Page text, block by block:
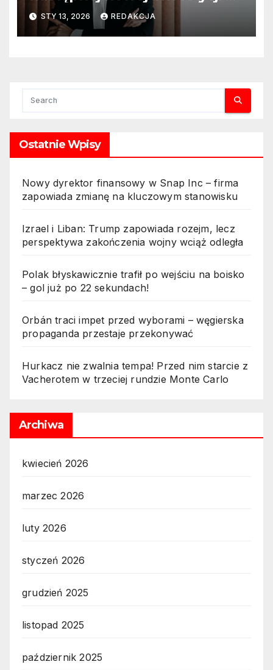
ciągu najbliższego półrocza
STY 13, 2026 REDAKCJA
Ostatnie Wpisy
Nowy dyrektor finansowy w Snap Inc – firma
zapowiada zmianę na kluczowym stanowisku
Izrael i Liban: Trump zapowiada rozejm, lecz
perspektywa zakończenia wojny wciąż odległa
Polak błyskawicznie trafił po wejściu na boisko
– gol już po 22 sekundach!
Orbán traci impet przed wyborami – węgierska
propaganda przestaje przekonywać
Hurkacz nie zwalnia tempa! Przed nim starcie z
Vacherotem w trzeciej rundzie Monte Carlo
Archiwa
kwiecień 2026
marzec 2026
luty 2026
styczeń 2026
grudzień 2025
listopad 2025
październik 2025